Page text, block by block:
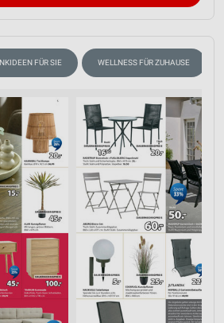
FÜR SIE WELLNESS FÜR ZUHAUSE
zur Auswahl
zur Personalisierung
zur Auswahl
von Inhalten
durch Statistiken oder
aus verschiedenen